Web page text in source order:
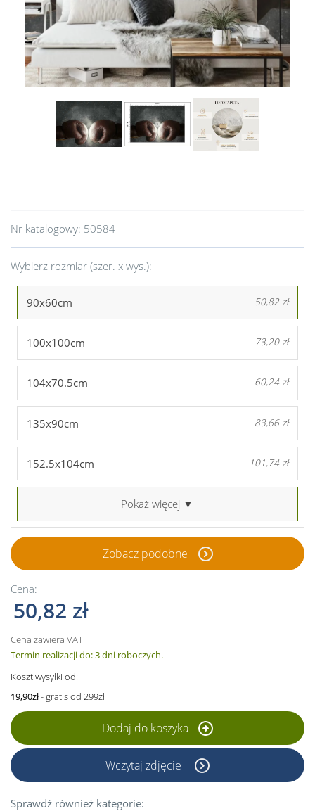
Nr katalogowy: 50584
Wybierz rozmiar (szer. x wys.):
90x60cm 50,82 zł
100x100cm 73,20 zł
104x70.5cm 60,24 zł
135x90cm 83,66 zł
152.5x104cm 101,74 zł
Pokaż więcej ▼
Zobacz podobne
Cena:
50,82 zł
Cena zawiera VAT
Termin realizacji do: 3 dni roboczych.
Koszt wysyłki od:
19,90zł- gratis od 299zł
Dodaj do koszyka
Wczytaj zdjęcie
Sprawdź również kategorie: